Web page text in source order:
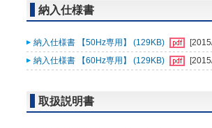
納入仕様書
納入仕様書 【50Hz専用】 (129KB)
納入仕様書 【60Hz専用】 (129KB)
取扱説明書